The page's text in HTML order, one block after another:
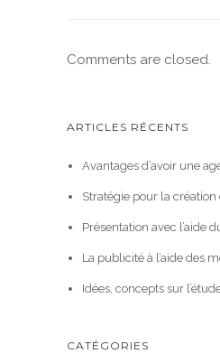
Comments are closed.
ARTICLES RÉCENTS
Avantages d’avoir une
Stratégie pour la
Présentation avec l’aide
La publicité à l’aide des
Idées, concepts sur
CATÉGORIES